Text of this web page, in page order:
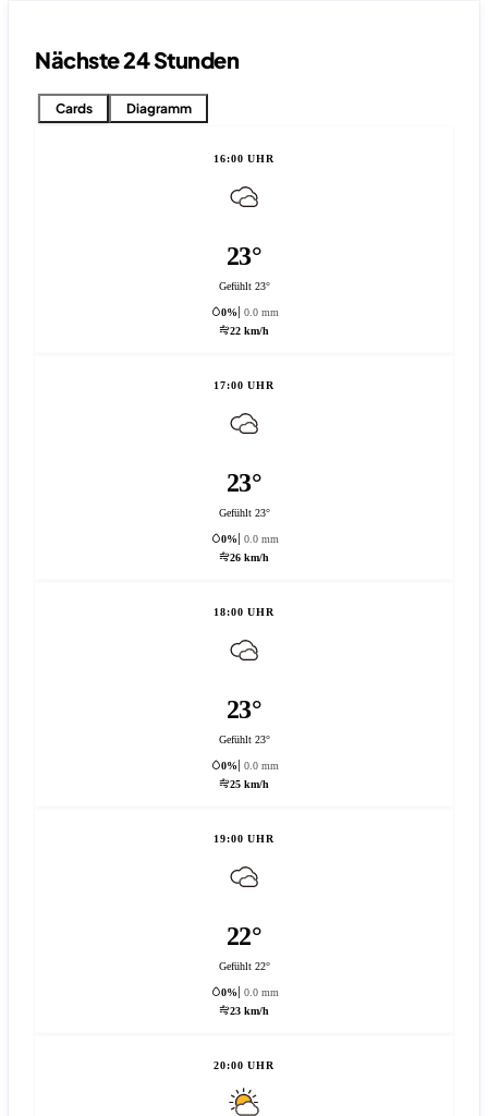
Nächste 24 Stunden
Cards Diagramm
16:00 UHR
23°
Gefühlt 23°
0%
0.0 mm
22 km/h
17:00 UHR
23°
Gefühlt 23°
0%
0.0 mm
26 km/h
18:00 UHR
23°
Gefühlt 23°
0%
0.0 mm
25 km/h
19:00 UHR
22°
Gefühlt 22°
0%
0.0 mm
23 km/h
20:00 UHR